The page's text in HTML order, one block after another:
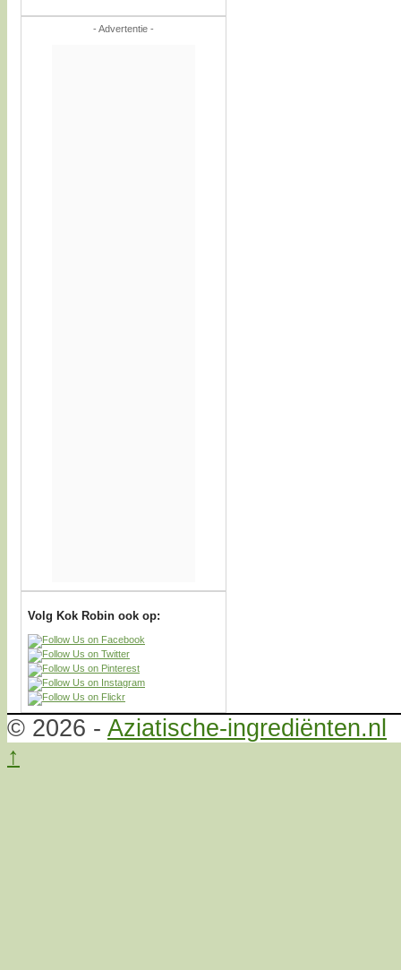
- Advertentie -
Volg Kok Robin ook op:
© 2026 - Aziatische-ingrediënten.nl
↑